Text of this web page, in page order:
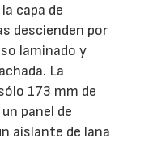
capa de
descienden por
laminado y
La
173 mm de
panel de
aislante de lana